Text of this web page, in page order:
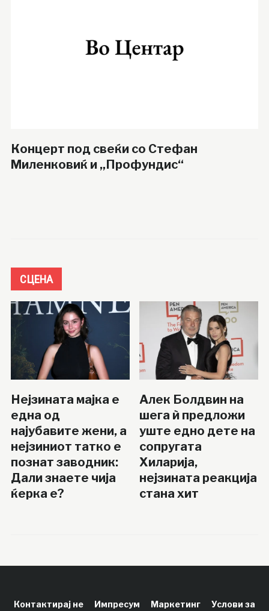
Концерт под свеќи со Стефан
Миленковиќ и „Профундис“
СЦЕНА
Нејзината мајка е
една од
најубавите жени, а
нејзиниот татко е
познат заводник:
Дали знаете чија
ќерка е?
Алек Болдвин на
шега ѝ предложи
уште едно дете на
сопругата
Хиларија,
нејзината реакција
стана хит
Контактирај не Импресум Маркетинг Услови за